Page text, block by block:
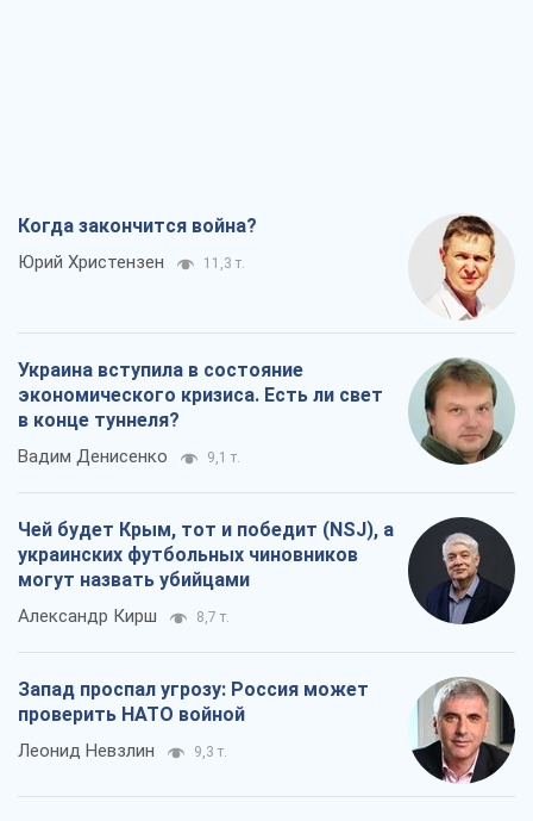
Когда закончится война?
Юрий Христензен 11,3 т.
Украина вступила в состояние
экономического кризиса. Есть ли свет
в конце туннеля?
Вадим Денисенко 9,1 т.
Чей будет Крым, тот и победит (NSJ), а
украинских футбольных чиновников
могут назвать убийцами
Александр Кирш 8,7 т.
Запад проспал угрозу: Россия может
проверить НАТО войной
Леонид Невзлин 9,3 т.